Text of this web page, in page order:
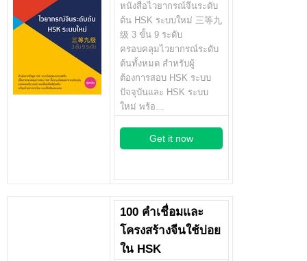
หนังสือไวยากรณ์จีนระดับ
ต้น HSK ระบบใหม่ 三等九
级 3 ขั้น 9 ระดับ
ครอบคลุมไวยากรณ์ระดับ
ต้นทั้งหมด สำหรับผู้
ต้องการสอบ HSK ระบบ
ปัจจุบันและ HSK ระบบ
ใหม่ พร้อ…
Get it now
100 คำเชื่อมและ
โครงสร้างจีนใช้บ่อย
ใน HSK